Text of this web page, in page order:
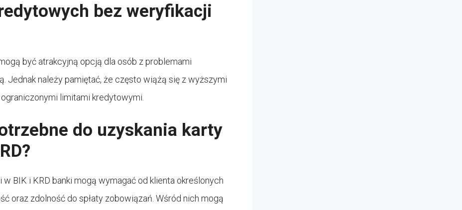
bez weryfikacji
być atrakcyjną opcją dla osób z problemami
Jednak należy pamiętać, że często wiążą się z wyższymi
limitami kredytowymi.
do uzyskania karty
BIK i KRD banki mogą wymagać od klienta określonych
oraz zdolność do spłaty zobowiązań. Wśród nich mogą